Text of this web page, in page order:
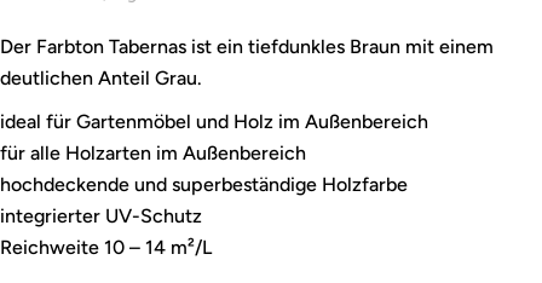
Der Farbton Tabernas ist ein tiefdunkles Braun mit einem
deutlichen Anteil Grau.
ideal für Gartenmöbel und Holz im Außenbereich
für alle Holzarten im Außenbereich
hochdeckende und superbeständige Holzfarbe
integrierter UV-Schutz
Reichweite 10 – 14 m²/L